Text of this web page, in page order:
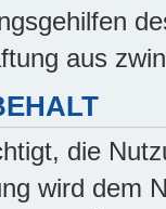
aus
die
wird dem